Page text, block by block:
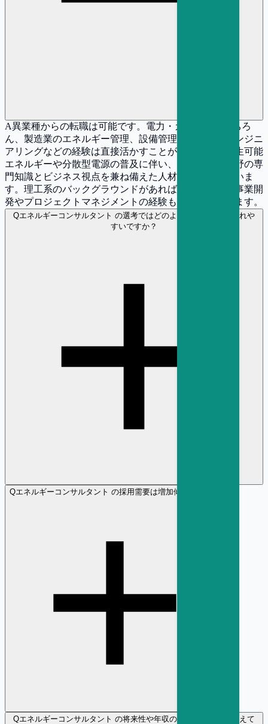
A異業種からの転職は可能です。電力・ガス業界はもちろ
ん、製造業のエネルギー管理、設備管理、プラントエンジニ
アリングなどの経験は直接活かすことができます。再生可能
エネルギーや分散型電源の普及に伴い、エネルギー分野の専
門知識とビジネス視点を兼ね備えた人材が求められていま
す。理工系のバックグラウンドがあれば有利ですが、事業開
発やプロジェクトマネジメントの経験も高く評価されます。
Qエネルギーコンサルタント の選考ではどのような経験が評価されや
すいですか？
Qエネルギーコンサルタント の採用需要は増加傾向ですか？
Qエネルギーコンサルタント の将来性や年収の見通しについて教えて